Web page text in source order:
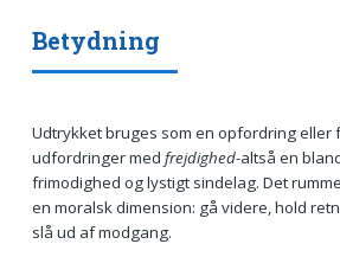
Betydning
Udtrykket bruges som en opfordring eller
udfordringer med frejdighed-altså en
frimodighed og lystigt sindelag. Det
en moralsk dimension: gå videre, hold
slå ud af modgang.